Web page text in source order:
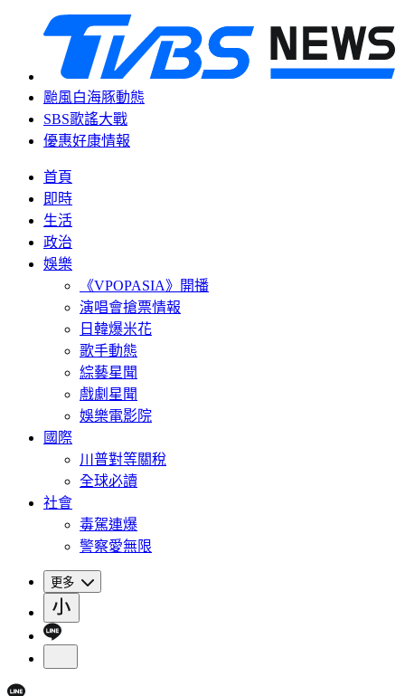
颱風白海豚動態
SBS歌謠大戰
優惠好康情報
首頁
即時
生活
政治
娛樂
《VPOPASIA》開播
演唱會搶票情報
日韓爆米花
歌手動態
綜藝星聞
戲劇星聞
娛樂電影院
國際
川普對等關稅
全球必讀
社會
毒駕連爆
警察愛無限
更多